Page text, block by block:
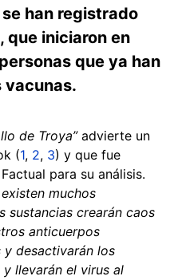
han registrado
que iniciaron en
que ya han
vacunas.
de Troya”advierte un
(1, 2, 3) y que fue
para su análisis.
muchos
sustancias crearán caos
anticuerpos
y desactivarán los
llevarán el virus al